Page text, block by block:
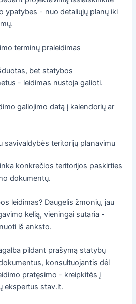
ypatybes - nuo detaliųjų planų iki
terminų praleidimas
bet statybos
- leidimas nustoja galioti.
galiojimo datą į kalendorių ar
savivaldybės teritorijų planavimu
konkrečios teritorijos paskirties
dokumentų.
leidimas? Daugelis žmonių, jau
kelią, vieningai sutaria -
iš anksto.
pildant prašymą statybų
konsultuojantis dėl
pratęsimo - kreipkitės į
ekspertus stav.lt.